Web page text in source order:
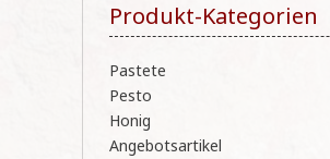
Produkt-Kategorien
Pastete
Pesto
Honig
Angebotsartikel